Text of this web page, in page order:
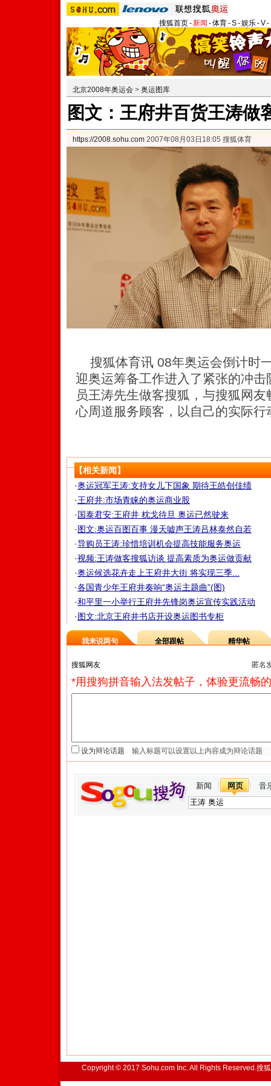
搜狐首页-新闻 -体育-S-娱乐-V-
北京2008年奥运会 > 奥运图库
图文：王府井百货王涛做
https://2008.sohu.com 2007年08月03日18:05 搜狐体育
搜狐体育讯 08年奥运会倒计时
迎奥运筹备工作进入了紧张的冲
员王涛先生做客搜狐，与搜狐网
心周道服务顾客，以自己的实际
【相关新闻】
·奥运冠军王涛:支持女儿下国象 期待王皓创佳绩
·王府井:市场青睐的奥运商业股
·国泰君安:王府井 枕戈待旦 奥运已然驶来
·图文:奥运百图百事 漫天嘘声王涛吕林泰然自若
·导购员王涛:珍惜培训机会提高技能服务奥运
·视频:王涛做客搜狐访谈 提高素质为奥运做贡献
·奥运候选花卉走上王府井大街 将实现三季...
·各国青少年王府井奏响“奥运主题曲”(图)
·和平里一小举行王府井先锋岗奥运宣传实践活动
·图文:北京王府井书店开设奥运图书专柜
我来说两句 全部跟帖 精华帖
匿名
*用搜狗拼音输入法发帖子，体验更流畅
设为辩论话题
新闻 网页 音
Copyright © 2017 Sohu.com Inc. All Rights Reserved.搜